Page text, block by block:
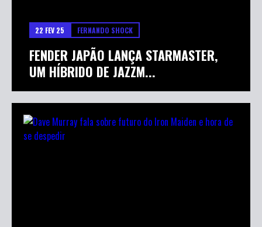
22 FEV 25 FERNANDO SHOCK
FENDER JAPÃO LANÇA STARMASTER,
UM HÍBRIDO DE JAZZM...